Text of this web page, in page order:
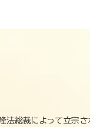
総裁によって立宗さ